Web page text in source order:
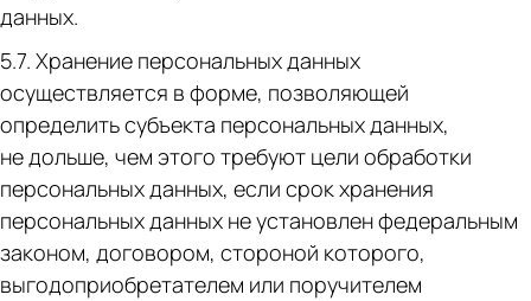
данных.
5.7. Хранение персональных данных
осуществляется в форме, позволяющей
определить субъекта персональных данных,
не дольше, чем этого требуют цели обработки
персональных данных, если срок хранения
персональных данных не установлен федеральным
законом, договором, стороной которого,
выгодоприобретателем или поручителем